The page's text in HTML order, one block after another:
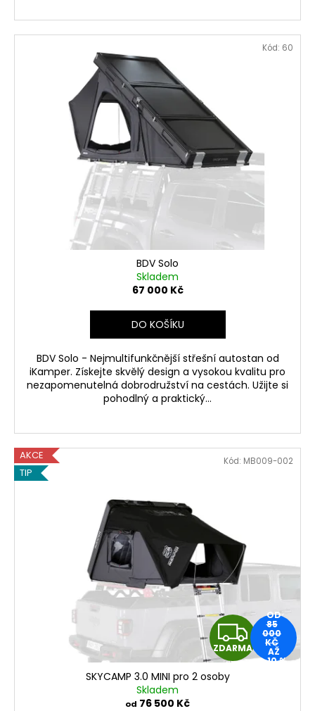
BDV Solo
Skladem
67 000 Kč
DO KOŠÍKU
BDV Solo - Nejmultifunkčnější střešní autostan od
iKamper. Získejte skvělý design a vysokou kvalitu pro
nezapomenutelná dobrodružství na cestách. Užijte si
pohodlný a praktický...
Kód: 60
AKCE
TIP
Z
D
ZDARMA
OD
85
000
KČ
AŽ
–10 %
SKYCAMP 3.0 MINI pro 2 osoby
Skladem
od 76 500 Kč
Kód: MB009-002